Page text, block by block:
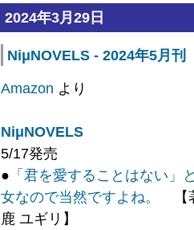
2024年3月29日
NiμNOVELS - 2024年5月刊
Amazon より
NiμNOVELS
5/17発売
● 「君を愛することはない
女なので当然ですよね。
【
鹿 ユギリ】